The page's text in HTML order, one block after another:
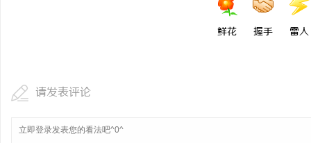
鲜花 握手 雷人
请发表评论